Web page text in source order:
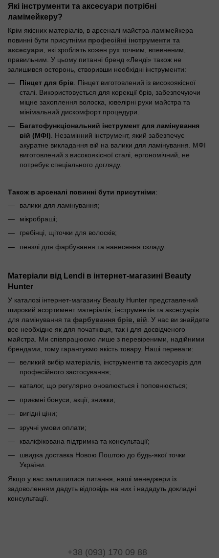
Які інструменти та аксесуари потрібні
ламімейкеру?
Крім якісних матеріалів, в арсеналі майстра-ламімейкера
повинні бути присутніми професійні інструменти та
аксесуари , які зроблять кожен рух точним, впевненим,
правильним. У цьому питанні бренд «Ленді» також не
залишився осторонь, створивши необхідні інструменти:
Пінцет для брів . Пінцет виготовлений із високоякісної
сталі. Використовується для корекції брів, забезпечуючи
міцне захоплення волоска, ювелірні рухи майстра та
мінімальний дискомфорт процедури.
Багатофункціональний інструмент для ламінування
вій (МФІ). Незамінний інструмент, який забезпечує
акуратне викладання вій на валики для ламінування. МФІ
виготовлений з високоякісної сталі, ергономічний, не
потребує спеціального догляду.
Також в арсеналі повинні бути присутніми:
валики для ламінування;
мікробраші;
гребінці, щіточки для волосків;
пензлі для фарбування та нанесення складу.
Матеріали від Lendi в інтернет-магазині Beauty
Hunter
У каталозі інтернет-магазину Beauty Hunter представлений
широкий асортимент матеріалів, інструментів та аксесуарів
для ламінування та фарбування брів, вій . У нас ви знайдете
все необхідне як для початківця, так і для досвідченого
майстра. Ми співпрацюємо лише з перевіреними, надійними
брендами, тому гарантуємо якість товару. Наші переваги:
великий вибір матеріалів, інструментів та аксесуарів для
професійного застосування;
каталог, що регулярно оновлюється і поповнюється;
приємні бонуси, акції, знижки;
вигідні ціни;
зручні умови оплати;
кваліфікована підтримка та консультації;
швидка доставка Новою Поштою до будь-якої точки
України.
Якщо у вас залишилися питання, наші менеджери із
задоволенням дадуть відповідь на них і нададуть докладні
консультації.
+38 (093) 170 09 88